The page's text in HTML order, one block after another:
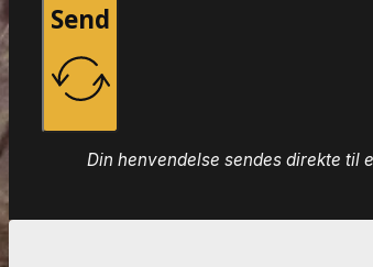
Send
Din henvendelse sendes direkte til